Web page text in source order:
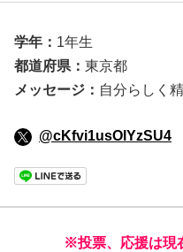
学年： 1年生
都道府県： 東京都
メッセージ： 自分らしく
@cKfvi1usOlYzSU4
※投票、応援は現